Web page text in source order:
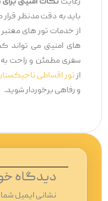
باید به دقت مدنظر قرار
از خدمات تور های معتبر
‌های امنیتی می‌ تواند
سفری مطمئن و راحت به
تور اقساطی تاجیکستان
و رفاهی برخوردار شوید.
دیدگاه‌
نشانی ایمیل شما